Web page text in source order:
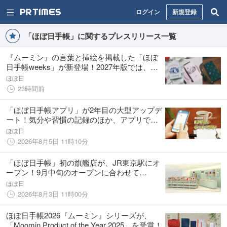
ログイン 新規登録
「ほぼ日手帳」に関するプレスリリース一覧
『ムーミン』の言葉と挿絵を掲載した「ほぼ
日手帳weeks」が新登場！2027年版では、全
12アイテムを9月1日(火)に発売します。
ほぼ日
23時間前
「ほぼ日手帳アプリ」が2年目の大型アップデ
ート！気分や習慣の記録のほか、アプリで手
帳選びをたのしめる機能もリリース
ほぼ日
2026年8月5日 11時10分
「ほぼ日手帳」初の旗艦店が、JR東京駅にオ
ープン！9月中旬のオープンに合わせて
「Suicaのペンギン」コラボ商品を限定販売
ほぼ日
2026年8月3日 11時00分
ほぼ日手帳2026『ムーミン』シリーズが、
「Moomin Product of the Year 2025」を受賞！